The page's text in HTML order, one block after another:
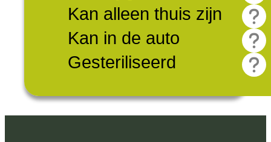
Kan alleen thuis zijn
Kan in de auto
Gesteriliseerd